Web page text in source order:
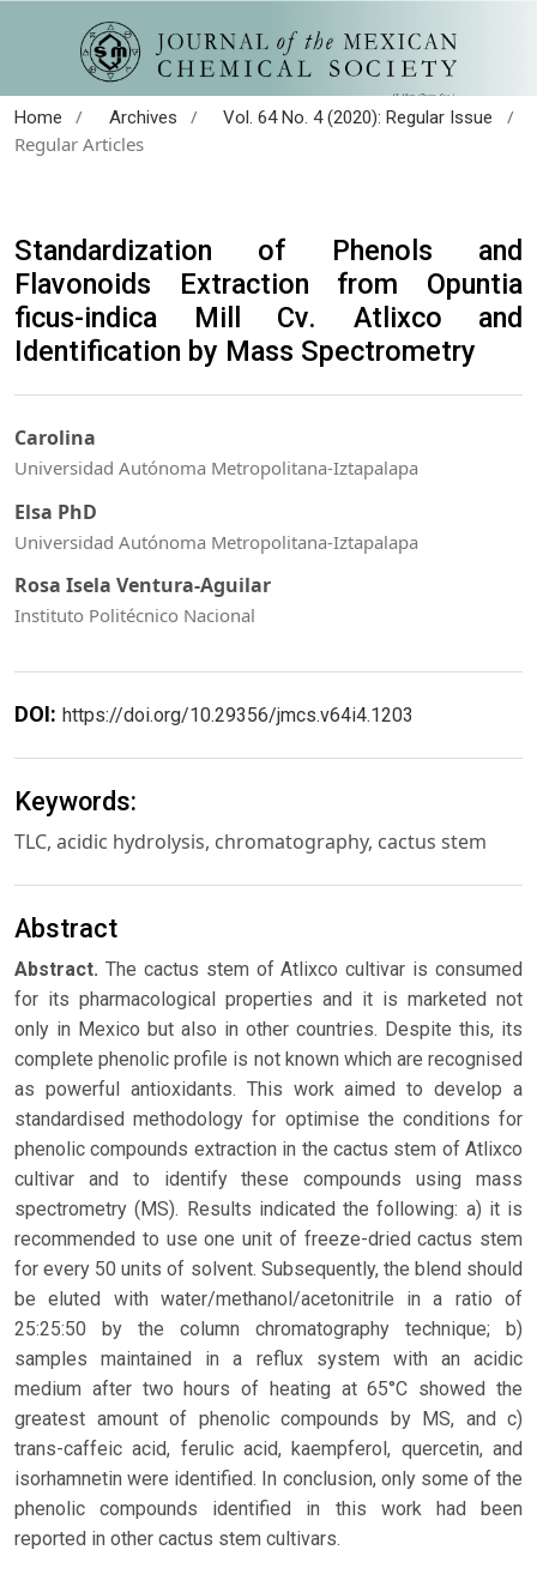
Home / Archives / Vol. 64 No. 4 (2020): Regular Issue
/
Regular Articles
Standardization of Phenols and
Flavonoids Extraction from Opuntia
ficus-indica Mill Cv. Atlixco and
Identification by Mass Spectrometry
Carolina
Universidad Autónoma Metropolitana-Iztapalapa
Elsa PhD
Universidad Autónoma Metropolitana-Iztapalapa
Rosa Isela Ventura-Aguilar
Instituto Politécnico Nacional
DOI: https://doi.org/10.29356/jmcs.v64i4.1203
Keywords:
TLC, acidic hydrolysis, chromatography, cactus stem
Abstract
Abstract. The cactus stem of Atlixco cultivar is consumed
for its pharmacological properties and it is marketed not
only in Mexico but also in other countries. Despite this, its
complete phenolic profile is not known which are recognised
as powerful antioxidants. This work aimed to develop a
standardised methodology for optimise the conditions for
phenolic compounds extraction in the cactus stem of Atlixco
cultivar and to identify these compounds using mass
spectrometry (MS). Results indicated the following: a) it is
recommended to use one unit of freeze-dried cactus stem
for every 50 units of solvent. Subsequently, the blend should
be eluted with water/methanol/acetonitrile in a ratio of
25:25:50 by the column chromatography technique; b)
samples maintained in a reflux system with an acidic
medium after two hours of heating at 65°C showed the
greatest amount of phenolic compounds by MS, and c)
trans-caffeic acid, ferulic acid, kaempferol, quercetin, and
isorhamnetin were identified. In conclusion, only some of the
phenolic compounds identified in this work had been
reported in other cactus stem cultivars.